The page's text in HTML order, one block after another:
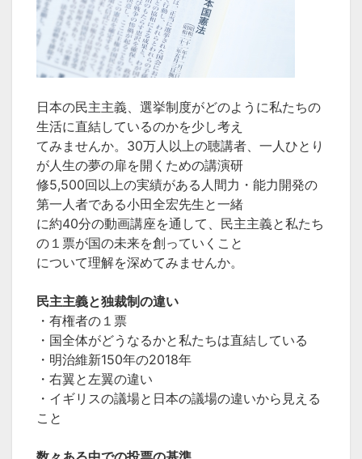
日本の民主主義、選挙制度がどのように私たちの
生活に直結しているのかを少し考え
てみませんか。30万人以上の聴講者、一人ひとり
が人生の夢の扉を開くための講演研
修5,500回以上の実績がある人間力・能力開発の
第一人者である小田全宏先生と一緒
に約40分の動画講座を通して、民主主義と私たち
の１票が国の未来を創っていくこと
について理解を深めてみませんか。
民主主義と独裁制の違い
・有権者の１票
・国全体がどうなるかと私たちは直結している
・明治維新150年の2018年
・右翼と左翼の違い
・イギリスの議場と日本の議場の違いから見える
こと